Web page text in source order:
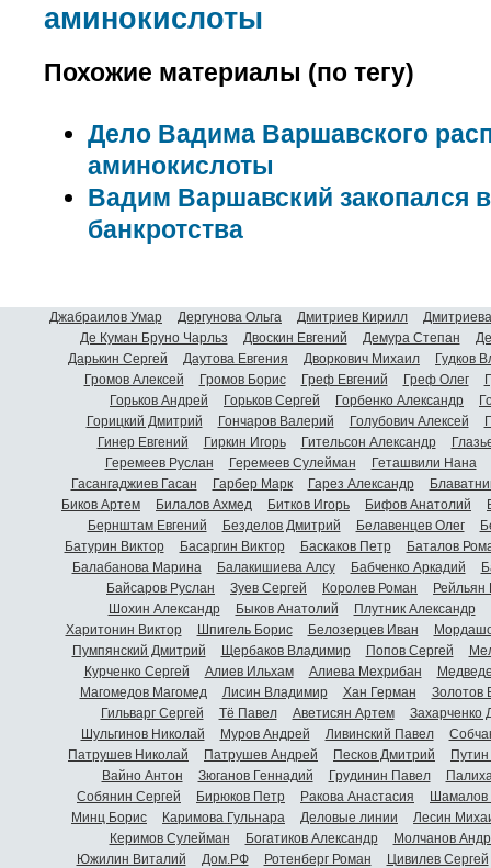
аминокислоты
Похожие материалы (по тегу)
Дело Вадима Варшавского
аминокислоты
Вадим Варшавский закопался
банкротства
Джабраилов Умар Дергунова Ольга Дмитриев Кирилл
Де Куман Бруно Чарльз
Двоскин Евгений Демура Степан
Дарькин Сергей
Даутова Евгения Дворкович Михаил
Гудков
Громов Алексей
Громов Борис Греф Евгений Греф Олег
Горьков Андрей
Горьков Сергей Горбенко Александр
Горицкий Дмитрий
Гончаров Валерий Голубович Алексей
Гинер Евгений
Гиркин Игорь Гительсон Александр
Геремеев Руслан
Геремеев Сулейман
Геташвили Нана
Гасангаджиев Гасан
Гарбер Марк Гарез Александр
Биков Артем
Билалов Ахмед Битков Игорь Бифов Анатолий
Бернштам Евгений
Безделов Дмитрий Белавенцев Олег
Батурин Виктор
Басаргин Виктор Баскаков Петр
Баталов
Балабанова Марина
Балакишиева Алсу Бабченко Аркадий
Байсаров Руслан
Зуев Сергей Королев Роман
Шохин Александр
Быков Анатолий Плутник Александр
Харитонин Виктор
Шпигель Борис Белозерцев Иван
Пумпянский Дмитрий
Щербаков Владимир Попов Сергей
Курченко Сергей
Алиев Ильхам Алиева Мехрибан
Магомедов Магомед
Лисин Владимир Хан Герман
Золотов
Гильварг Сергей
Тё Павел Аветисян Артем
Захарченко
Шульгинов Николай
Муров Андрей Ливинский Павел
Патрушев Николай
Патрушев Андрей Песков Дмитрий
Вайно Антон
Зюганов Геннадий Грудинин Павел
Собянин Сергей
Бирюков Петр Ракова Анастасия
Шамалов
Минц Борис
Каримова Гульнара Деловые линии
Лесин
Керимов Сулейман
Богатиков Александр
Молчанов
Южилин Виталий
Дом.РФ Ротенберг Роман
Цивилев Сергей